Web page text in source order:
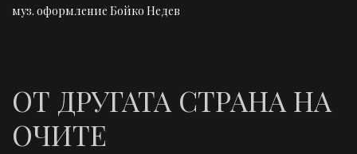
муз. оформление Бойко Недев
ОТ ДРУГАТА СТРАНА НА
ОЧИТЕ